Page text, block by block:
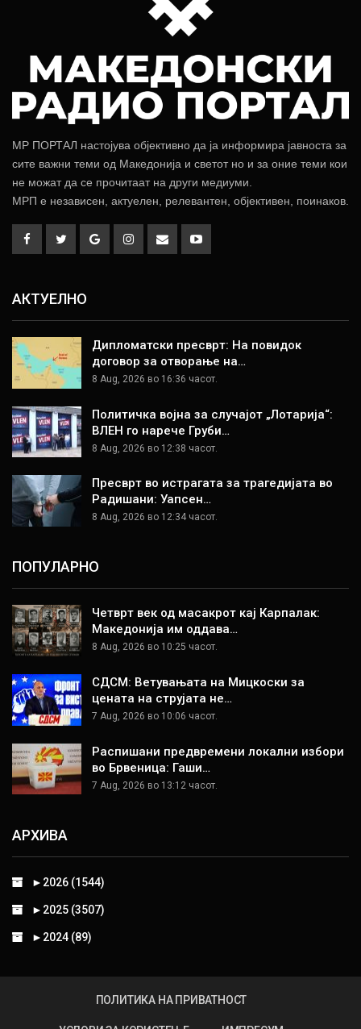
МР ПОРТАЛ настојува објективно да ја информира јавноста за
сите важни теми од Македонија и светот но и за оние теми кои
не можат да се прочитаат на други медиуми.
МРП е независен, актуелен, релевантен, објективен, поинаков.
АКТУЕЛНО
Дипломатски пресврт: На повидок
договор за отворање на…
8 Aug, 2026 во 16:36 часот.
Политичка војна за случајот „Лотарија“:
ВЛЕН го нарече Груби…
8 Aug, 2026 во 12:38 часот.
Пресврт во истрагата за трагедијата во
Радишани: Уапсен…
8 Aug, 2026 во 12:34 часот.
ПОПУЛАРНО
Четврт век од масакрот кај Карпалак:
Македонија им оддава…
8 Aug, 2026 во 10:25 часот.
СДСМ: Ветувањата на Мицкоски за
цената на струјата не…
7 Aug, 2026 во 10:06 часот.
Распишани предвремени локални избори
во Брвеница: Гаши…
7 Aug, 2026 во 13:12 часот.
АРХИВА
► 2026 (1544)
► 2025 (3507)
► 2024 (89)
ПОЛИТИКА НА ПРИВАТНОСТ